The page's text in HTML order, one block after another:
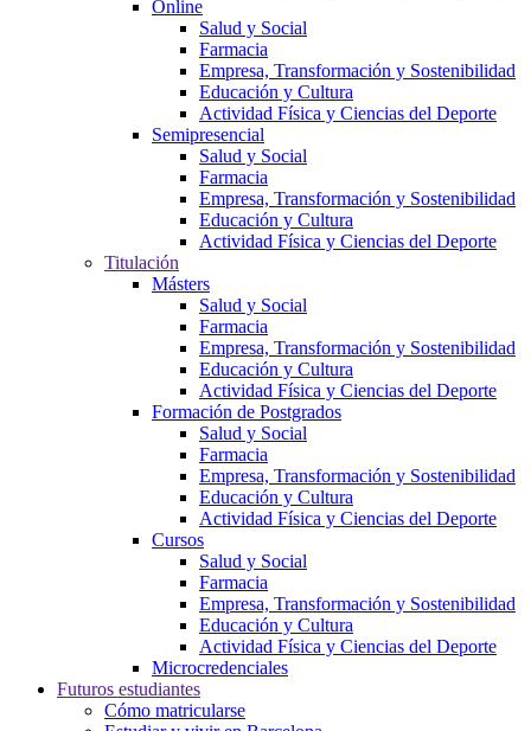
Online
Salud y Social
Farmacia
Empresa, Transformación y Sostenibilidad
Educación y Cultura
Actividad Física y Ciencias del Deporte
Semipresencial
Salud y Social
Farmacia
Empresa, Transformación y Sostenibilidad
Educación y Cultura
Actividad Física y Ciencias del Deporte
Titulación
Másters
Salud y Social
Farmacia
Empresa, Transformación y Sostenibilidad
Educación y Cultura
Actividad Física y Ciencias del Deporte
Formación de Postgrados
Salud y Social
Farmacia
Empresa, Transformación y Sostenibilidad
Educación y Cultura
Actividad Física y Ciencias del Deporte
Cursos
Salud y Social
Farmacia
Empresa, Transformación y Sostenibilidad
Educación y Cultura
Actividad Física y Ciencias del Deporte
Microcredenciales
Futuros estudiantes
Cómo matricularse